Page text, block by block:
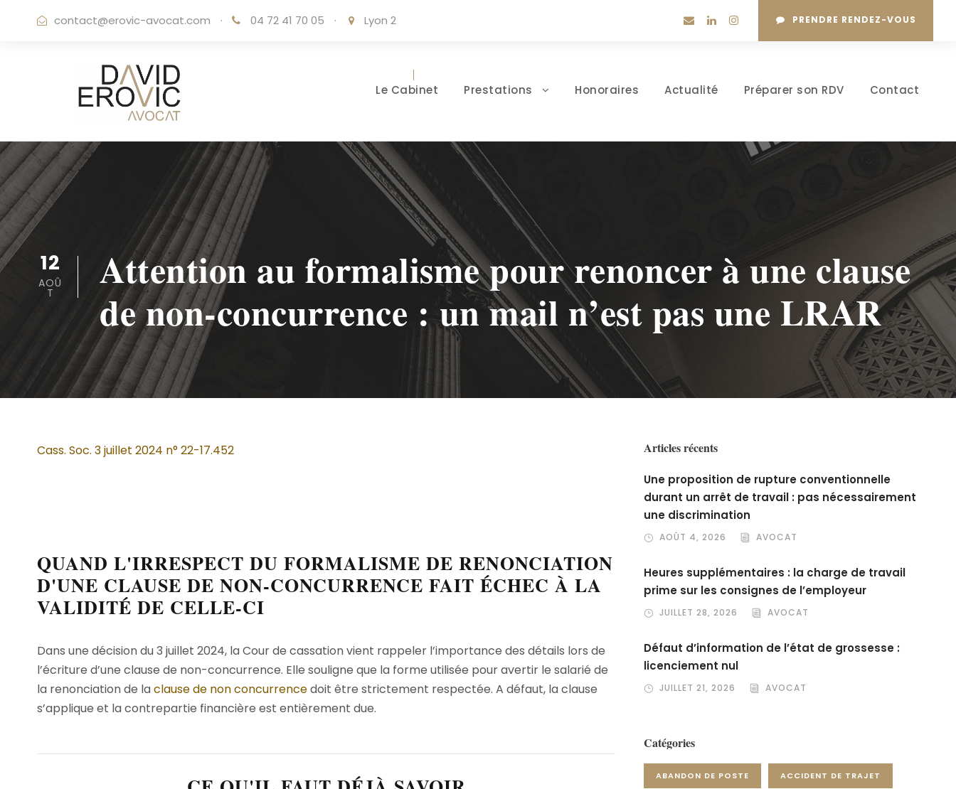
contact@erovic-avocat.com · 04 72 41 70 05 · Lyon 2 PRENDRE RENDEZ-VOUS
Le Cabinet Prestations Honoraires Actualité Préparer son RDV Contact
12
AOÛ
T
Attention au formalisme pour renoncer à une clause
de non-concurrence : un mail n’est pas une LRAR
Cass. Soc. 3 juillet 2024 n° 22-17.452
QUAND L'IRRESPECT DU FORMALISME DE RENONCIATION
D'UNE CLAUSE DE NON-CONCURRENCE FAIT ÉCHEC À LA
VALIDITÉ DE CELLE-CI
Dans une décision du 3 juillet 2024, la Cour de cassation vient rappeler l’importance des détails lors de
l’écriture d’une clause de non-concurrence. Elle souligne que la forme utilisée pour avertir le salarié de
la renonciation de laclause de non concurrencedoit être strictement respectée. A défaut, la clause
s’applique et la contrepartie financière est entièrement due.
Articles récents
Une proposition de rupture conventionnelle
durant un arrêt de travail : pas nécessairement
une discrimination
AOÛT 4, 2026 AVOCAT
Heures supplémentaires : la charge de travail
prime sur les consignes de l’employeur
JUILLET 28, 2026 AVOCAT
Défaut d’information de l’état de grossesse :
licenciement nul
JUILLET 21, 2026 AVOCAT
Catégories
ABANDON DE POSTE ACCIDENT DE TRAJET